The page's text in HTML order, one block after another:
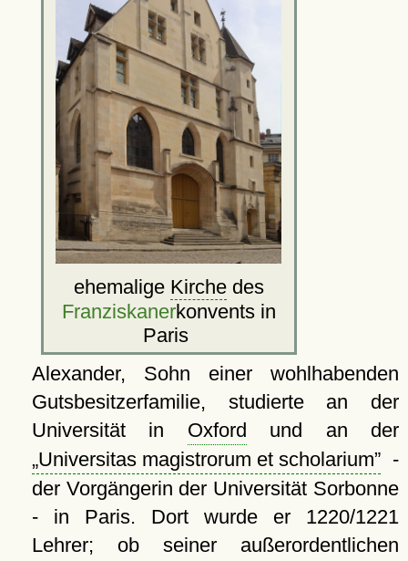
ehemalige Kirchedes
Franziskanerkonvents in
Paris
Alexander, Sohn einer wohlhabenden
Gutsbesitzerfamilie, studierte an der
Universität in Oxford
und an der
Universitas magistrorum et scholarium -
der Vorgängerin der Universität Sorbonne
- in Paris. Dort wurde er 1220/1221
Lehrer; ob seiner außerordentlichen